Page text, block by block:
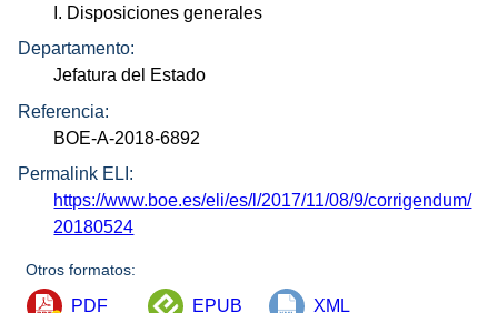
I. Disposiciones generales
Departamento:
Jefatura del Estado
Referencia:
BOE-A-2018-6892
Permalink ELI:
https://www.boe.es/eli/es/l/2017/11/08/9/corrigendum/
20180524
Otros formatos:
PDF EPUB XML